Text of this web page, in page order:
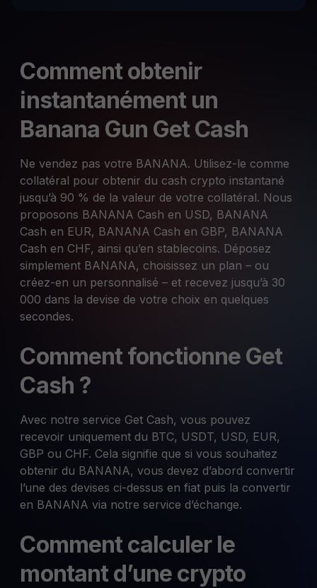
Comment obtenir
instantanément un
Banana Gun Get Cash
Ne vendez pas votre BANANA. Utilisez-le comme
collatéral pour obtenir du cash crypto instantané
jusqu’à 90 % de la valeur de votre collatéral. Nous
proposons BANANA Cash en USD, BANANA
Cash en EUR, BANANA Cash en GBP, BANANA
Cash en CHF, ainsi qu’en stablecoins. Déposez
simplement BANANA, choisissez un plan – ou
créez-en un personnalisé – et recevez jusqu’à 30
000 dans la devise de votre choix en quelques
secondes.
Comment fonctionne Get
Cash ?
Avec notre service Get Cash, vous pouvez
recevoir uniquement du BTC, USDT, USD, EUR,
GBP ou CHF. Cela signifie que si vous souhaitez
obtenir du BANANA, vous devez d’abord convertir
l’une des devises ci-dessus en fiat puis la convertir
en BANANA via notre service d’échange.
Comment calculer le
montant d’une crypto